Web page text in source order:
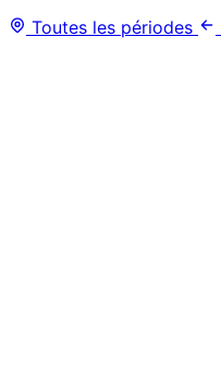
Toutes les périodes